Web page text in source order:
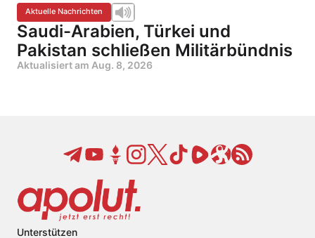
Aktuelle Nachrichten
Saudi-Arabien, Türkei und
Pakistan schließen Militärbündnis
Aktualisiert am Aug. 8, 2026
Unterstützen